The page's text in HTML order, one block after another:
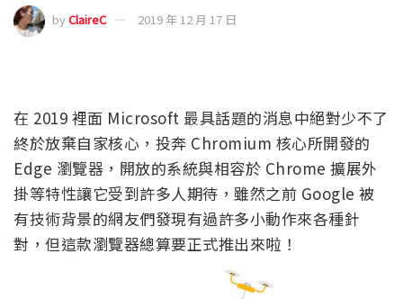
byClaireC 2019 年 12 月 17 日
在 2019 裡面 Microsoft 最具話題的消息中絕對少不了
終於放棄自家核心，投奔 Chromium 核心所開發的
Edge 瀏覽器，開放的系統與相容於 Chrome 擴展外
掛等特性讓它受到許多人期待，雖然之前 Google 被
有技術背景的網友們發現有過許多小動作來各種針
對，但這款瀏覽器總算要正式推出來啦！